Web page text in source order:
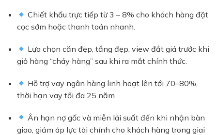
Chiết khấu trực tiếp từ 3 – 8% cho khách hàng đặt
cọc sớm hoặc thanh toán nhanh.
Lựa chọn căn đẹp, tầng đẹp, view đắt giá trước khi
giỏ hàng “cháy hàng” sau khi ra mắt chính thức.
Hỗ trợ vay ngân hàng linh hoạt lên tới 70–80%,
thời hạn vay tối đa 25 năm.
Ân hạn nợ gốc và miễn lãi suất đến khi nhận bàn
giao, giảm áp lực tài chính cho khách hàng trong giai